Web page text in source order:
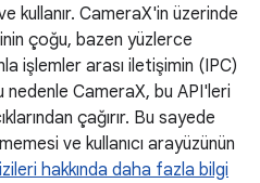
kullanır. CameraX'in üzerinde
çoğu, bazen yüzlerce
işlemler arası iletişimin (IPC)
CameraX, bu API'leri
çağırır. Bu sayede
ve kullanıcı arayüzünün
hakkında daha fazla bilgi